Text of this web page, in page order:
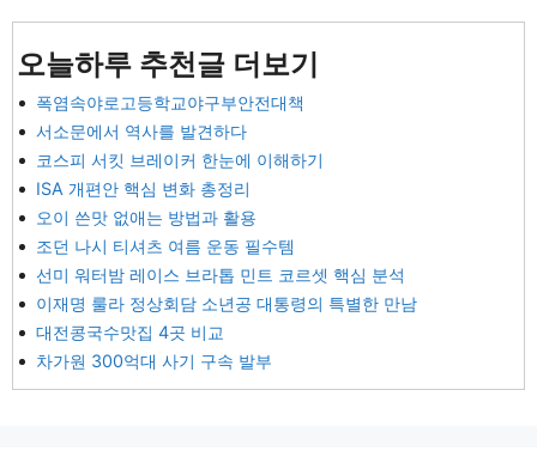
오늘하루 추천글 더보기
폭염속야로고등학교야구부안전대책
서소문에서 역사를 발견하다
코스피 서킷 브레이커 한눈에 이해하기
ISA 개편안 핵심 변화 총정리
오이 쓴맛 없애는 방법과 활용
조던 나시 티셔츠 여름 운동 필수템
선미 워터밤 레이스 브라톱 민트 코르셋 핵심 분석
이재명 룰라 정상회담 소년공 대통령의 특별한 만남
대전콩국수맛집 4곳 비교
차가원 300억대 사기 구속 발부